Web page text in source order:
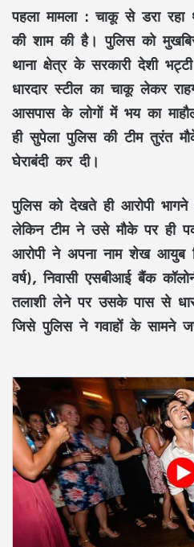
पहला मामला : चाकू से डरा
की शाम की है। पुलिस को
थाना क्षेत्र के सरकारी देशी
धारदार स्टील का चाकू लेकर
आसपास के लोगों में भय का
ही सुपेला पुलिस की टीम तुरंत
घेराबंदी कर दी।
पुलिस को देखते ही आरोपी
लेकिन टीम ने उसे मौके पर ही
आरोपी ने अपना नाम शेख आयुब
वर्ष), निवासी एसबीआई बैंक
तलाशी लेने पर उसके पास से
जिसे पुलिस ने गवाहों के सामने